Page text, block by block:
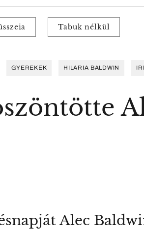
Tabuk nélkül
GYEREKEK HILARIA BALDWIN
Alec